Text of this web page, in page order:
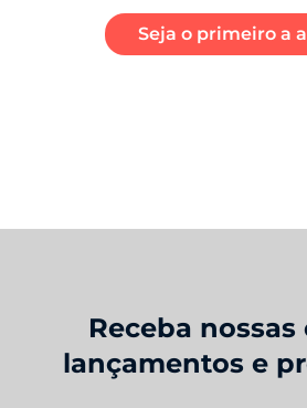
Seja o primeiro a
Receba nossas
lançamentos e